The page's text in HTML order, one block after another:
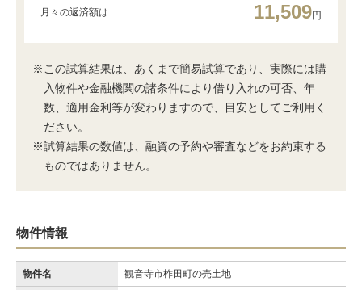
月々の返済額は 11,509円
※この試算結果は、あくまで簡易試算であり、実際には購
入物件や金融機関の諸条件により借り入れの可否、年
数、適用金利等が変わりますので、目安としてご利用く
ださい。
※試算結果の数値は、融資の予約や審査などをお約束する
ものではありません。
物件情報
物件名 観音寺市柞田町の売土地